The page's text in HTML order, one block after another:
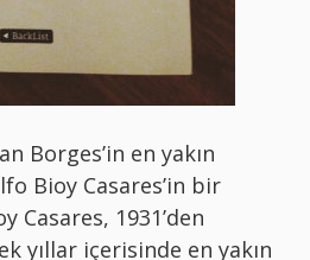
Borges’in en yakın
Bioy Casares’in bir
Casares, 1931’den
yıllar içerisinde en yakın